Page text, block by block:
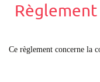
Ce règlement concerne la